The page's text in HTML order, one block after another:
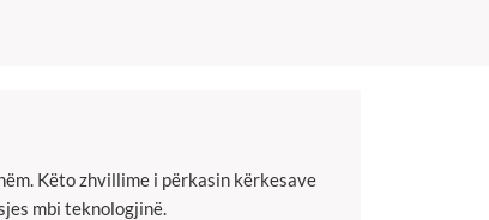
Këto zhvillime i përkasin kërkesave
mbi teknologjinë.